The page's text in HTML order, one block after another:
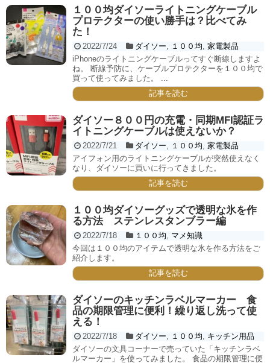
１００均ダイソーライトニングケーブル
プロテクターの使い勝手は？比べてみ
た！
2022/7/24 ダイソー １００均 家電製品
iPhoneのライトニングケーブルってすぐ断線しますよ
ね。 断線予防に、ケーブルプロテクターを１００均で
買って使ってみました。 ...
記事を読む
ダイソー８００円の充電・同期MFI認証ラ
イトニングケーブルは使えないか？
2022/7/21 ダイソー １００均 家電製品
アイフォン用のライトニングケーブルが突然使えなく
なり、ダイソーに買いに行ってきました。
記事を読む
１００均ダイソーグッズで透明な氷を作
る方法 ステンレスタンブラー編
2022/7/18 １００均
マメ知識
今回は１００均のアイテムで透明な氷を作る方法をご
紹介します。
記事を読む
ダイソーのキッチンラベルマーカー 食
品の期限管理に便利！繰り返し洗って使
える！
2022/7/18 ダイソー １００均
キッチン用品
ダイソーの文具コーナーで売っていた「キッチンラベ
ルマーカー」を使ってみました。 食品の期限管理に便